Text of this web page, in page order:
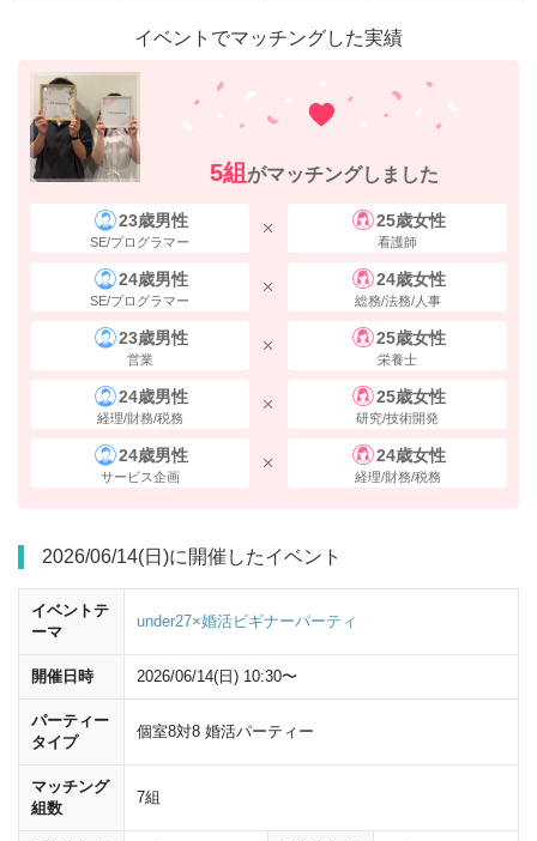
右手にある横断歩道を渡り、 道なりに直進 してください。
ヨドバシカメラを左手にそのまま進んでください。
イベントでマッチングした実績
5組 がマッチングしました
23歳男性
SE/プログラマー
25歳女性
看護師
24歳男性
SE/プログラマー
24歳女性
総務/法務/人事
23歳男性
営業
25歳女性
栄養士
24歳男性
経理/財務/税務
25歳女性
研究/技術開発
24歳男性
サービス企画
24歳女性
経理/財務/税務
2026/06/14(日)に開催したイベント
イベントテ
ーマ
under27×婚活ビギナーパーティ
開催日時 2026/06/14(日) 10:30〜
パーティー
タイプ
個室8対8 婚活パーティー
マッチング
組数
7組